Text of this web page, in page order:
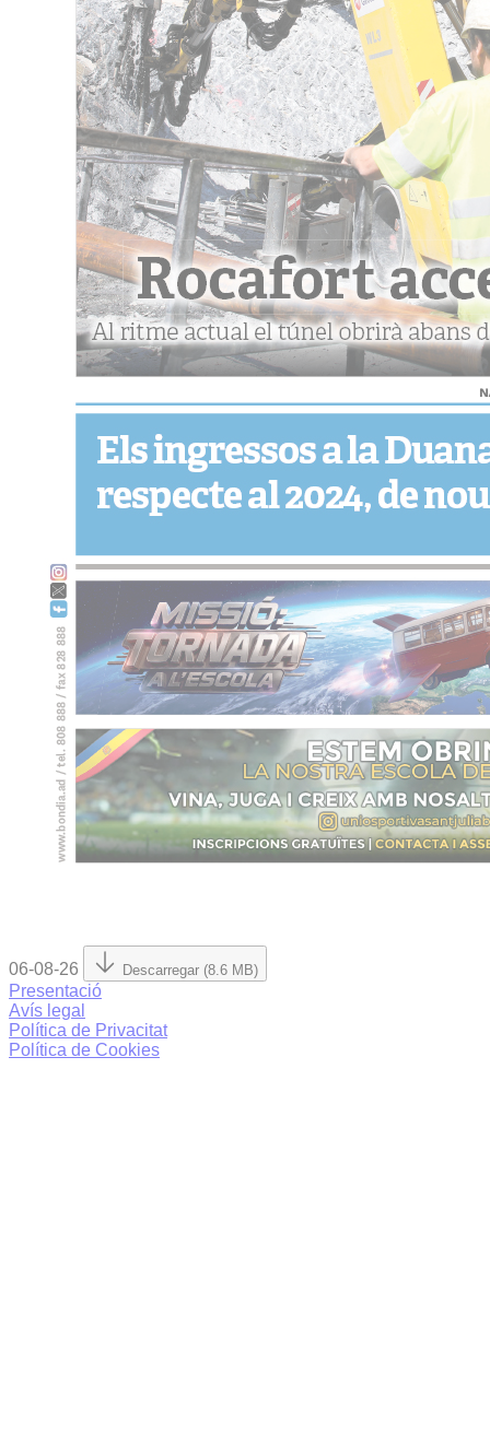
06-08-26 Descarregar (8.6 MB)
Presentació
Avís legal
Política de Privacitat
Política de Cookies